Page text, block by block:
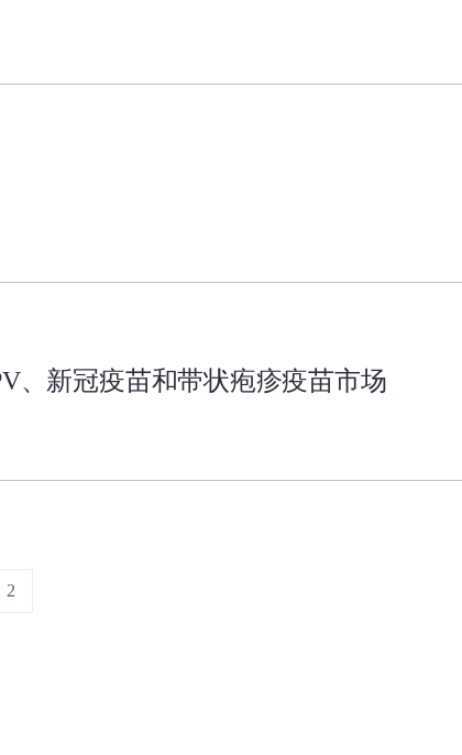
、新冠疫苗和带状疱疹疫苗市场
2